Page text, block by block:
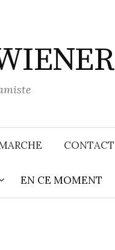
CONTACT
EN CE MOMENT